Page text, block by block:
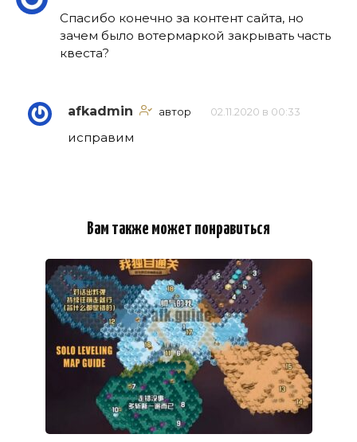
Спасибо конечно за контент сайта, но
зачем было вотермаркой закрывать часть
квеста?
afkadmin автор 02.11.2020 в 00:33
исправим
Вам также может понравиться